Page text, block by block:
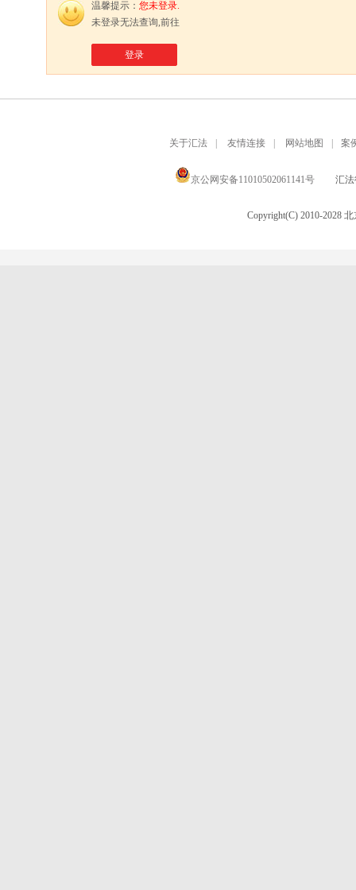
温馨提示： 您未登录.
未登录无法查询,前往
登录
关于汇法 友情连接 网站地图 案
京公网安备11010502061141号 汇法
Copyright(C) 2010-2028